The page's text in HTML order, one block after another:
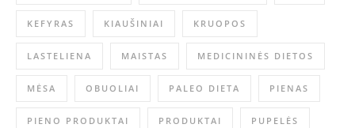
KEFYRAS KIAUŠINIAI KRUOPOS
LASTELIENA MAISTAS MEDICININĖS DIETOS
MĖSA OBUOLIAI PALEO DIETA PIENAS
PIENO PRODUKTAI PRODUKTAI PUPELĖS